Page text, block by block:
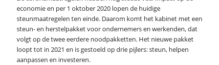
economie en per 1 oktober 2020 lopen de huidige
steunmaatregelen ten einde. Daarom komt het kabinet met een
steun- en herstelpakket voor ondernemers en werkenden, dat
volgt op de twee eerdere noodpakketten. Het nieuwe pakket
loopt tot in 2021 en is gestoeld op drie pijlers: steun, helpen
aanpassen en investeren.